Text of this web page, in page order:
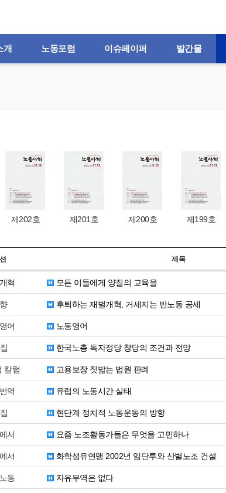
개 노동포럼 이슈페이퍼 발간물
제202호 제201호 제200호 제199호
제목
혁 모든 이들에게 양질의 교육을
후퇴하는 재벌개혁, 거세지는 반노동 공세
어 노동영어
한국노총 독자정당 창당의 조건과 전망
칼럼 고용보장 짓밟는 법원 판례
역 유럽의 노동시간 실태
현단계 정치적 노동운동의 방향
서 요즘 노조활동가들은 무엇을 고민하나
서 화학섬유연맹 2002년 임단투와 산별노조 건설
동 자유무역은 없다